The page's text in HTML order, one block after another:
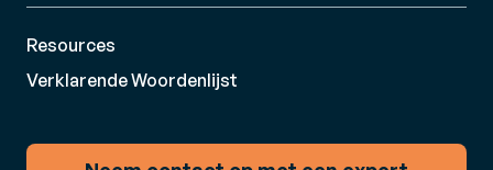
Resources
Verklarende Woordenlijst